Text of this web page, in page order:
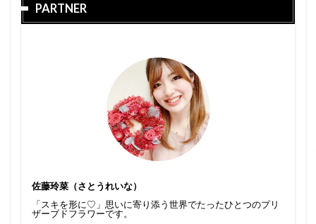
PARTNER
佐藤玲菜（さとうれいな）
「スキを形に♡」思いに寄り添う世界でたったひとつのプリ
ザーブドフラワーです。